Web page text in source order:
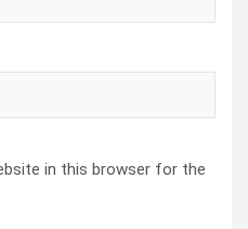
in this browser for the